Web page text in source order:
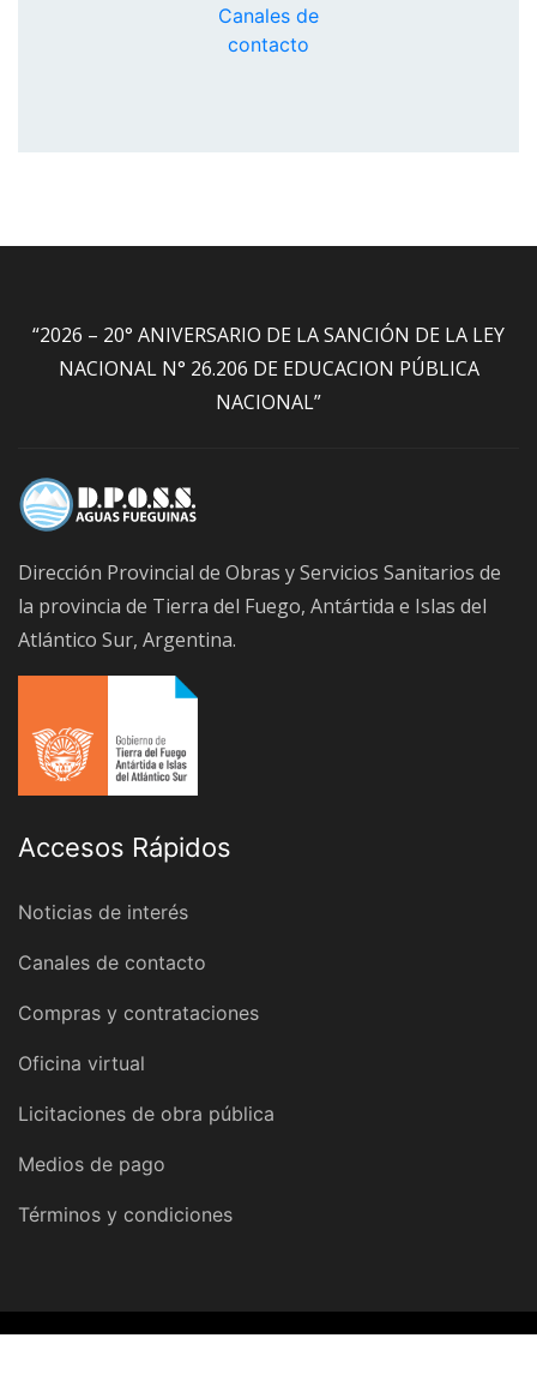
Canales de
contacto
“2026 – 20° ANIVERSARIO DE LA SANCIÓN DE LA LEY
NACIONAL N° 26.206 DE EDUCACION PÚBLICA
NACIONAL”
Dirección Provincial de Obras y Servicios Sanitarios de
la provincia de Tierra del Fuego, Antártida e Islas del
Atlántico Sur, Argentina.
Accesos Rápidos
Noticias de interés
Canales de contacto
Compras y contrataciones
Oficina virtual
Licitaciones de obra pública
Medios de pago
Términos y condiciones